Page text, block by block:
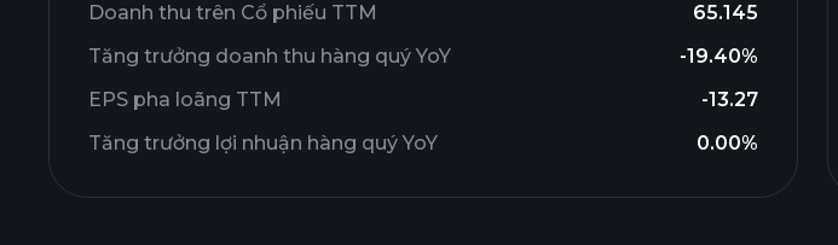
Doanh thu trên Cổ phiếu TTM
65.145
Tăng trưởng doanh thu hàng quý YoY
-19.40%
EPS pha loãng TTM
-13.27
Tăng trưởng lợi nhuận hàng quý YoY
0.00%